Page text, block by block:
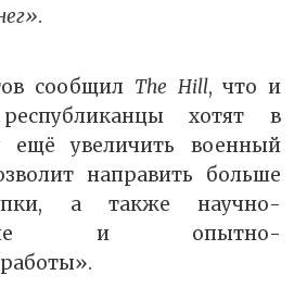
.
сообщил The Hill, что и
хотят в
ещё увеличить военный
направить больше
а также научно-
и опытно-